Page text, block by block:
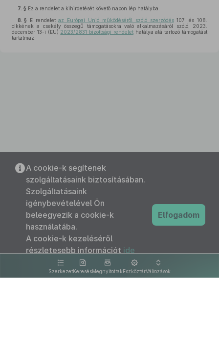
7. § Ez a rendelet a kihirdetését követő napon lép hatályba.
8. § E rendeletaz Európai Unió működéséről szóló szerződés107. és 108.
cikkének a csekély összegű támogatásokra való alkalmazásáról szóló, 2023.
december 13-i (EU) 2023/2831 bizottsági rendelethatálya alá tartozó támogatást
tartalmaz.
SzerkezetKeresésMegnyitottakEszköztárVáltozások
A cookie-k segítenek
szolgáltatásaink biztosításában.
Szolgáltatásaink
igénybevételével Ön
beleegyezik a cookie-k
használatába.
A cookie-k kezeléséről
részletesebb információt ide
kattintva olvashat.
Elfogadom